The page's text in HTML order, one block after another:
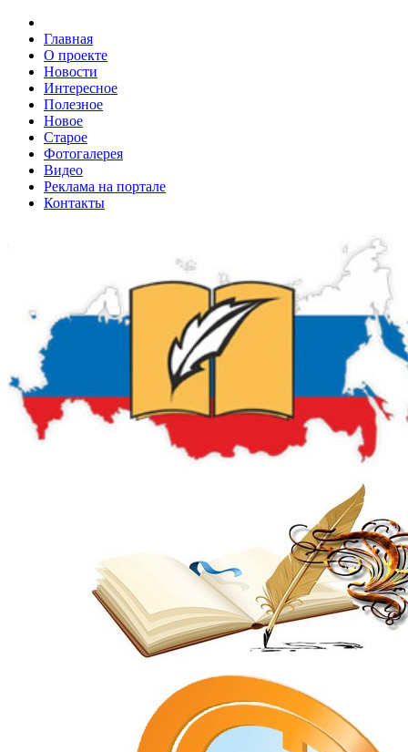
Главная
О проекте
Новости
Интересное
Полезное
Новое
Старое
Фотогалерея
Видео
Реклама на портале
Контакты